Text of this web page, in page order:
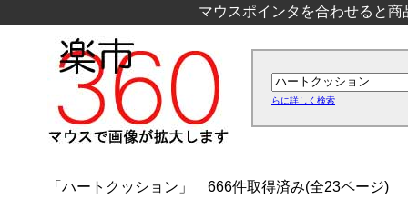
マウスポインタを合わせると
らに詳しく検索
「ハートクッション」 666件取得済み(全23ページ)